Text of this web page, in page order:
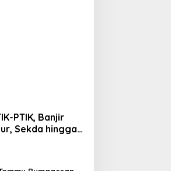
PTIK, Banjir
Sekda hingga